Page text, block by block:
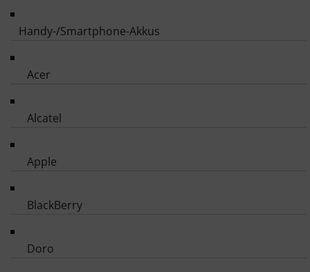
Handy-/Smartphone-Akkus
Acer
Alcatel
Apple
BlackBerry
Doro